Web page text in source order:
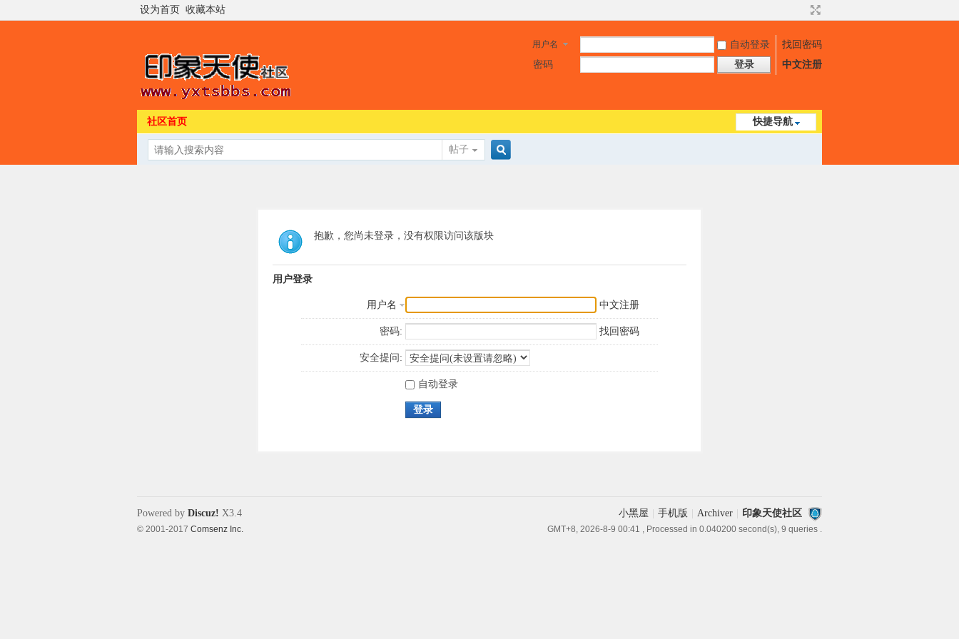
设为首页 收藏本站
用户名 自动登录
找回密码
密码
登录 中文注册
快捷导航
社区首页
帖子
索
抱歉，您尚未登录，没有权限访问该版块
用户登录
用户名 中文注册
密码: 找回密码
安全提问:
自动登录
登录
小黑屋 手机版 Archiver 印象天使社区
GMT+8, 2026-8-9 00:41 , Processed in 0.040200 second(s), 9 queries .
Powered by Discuz! X3.4
© 2001-2017 Comsenz Inc.